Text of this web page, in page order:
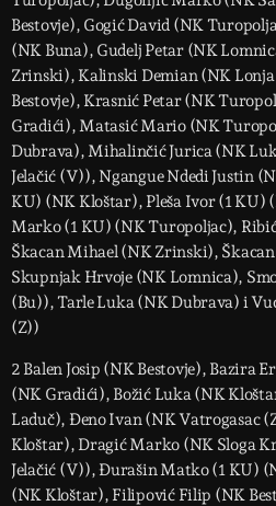
Bestovje), Gogić David (NK
(NK Buna), Gudelj Petar (NK
Zrinski), Kalinski Demian (NK
Bestovje), Krasnić Petar (NK
Gradići), Matasić Mario (NK
Dubrava), Mihalinčić Jurica (NK
Jelačić (V)), Ngangue Ndedi Justin
KU) (NK Kloštar), Pleša Ivor (1 KU)
Marko (1 KU) (NK Turopoljac),
Škacan Mihael (NK Zrinski),
Skupnjak Hrvoje (NK Lomnica),
(Bu)), Tarle Luka (NK Dubrava) i
(Z))
2 Balen Josip (NK Bestovje), Bazira
(NK Gradići), Božić Luka (NK
Laduč), Đeno Ivan (NK Vatrogasac
Kloštar), Dragić Marko (NK Sloga
Jelačić (V)), Đurašin Matko (1 KU)
(NK Kloštar), Filipović Filip (NK